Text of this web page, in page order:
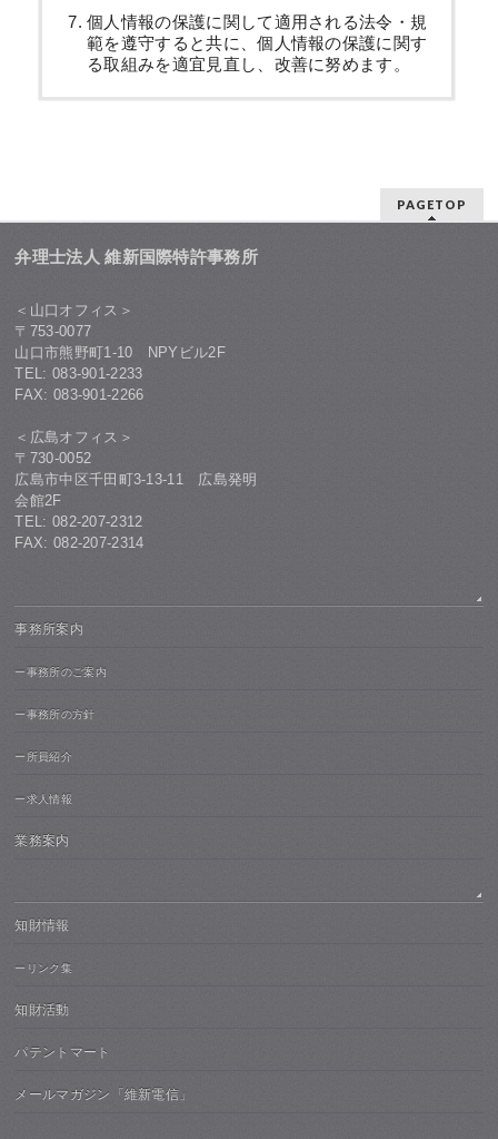
個人情報の保護に関して適用される法令・規
範を遵守すると共に、個人情報の保護に関す
る取組みを適宜見直し、改善に努めます。
PAGETOP
弁理士法人 維新国際特許事務所
＜山口オフィス＞
〒753-0077
山口市熊野町1-10 NPYビル2F
TEL: 083-901-2233
FAX: 083-901-2266
＜広島オフィス＞
〒730-0052
広島市中区千田町3-13-11 広島発明
会館2F
TEL: 082-207-2312
FAX: 082-207-2314
事務所案内
ー事務所のご案内
ー事務所の方針
ー所員紹介
ー求人情報
業務案内
知財情報
ーリンク集
知財活動
パテントマート
メールマガジン「維新電信」